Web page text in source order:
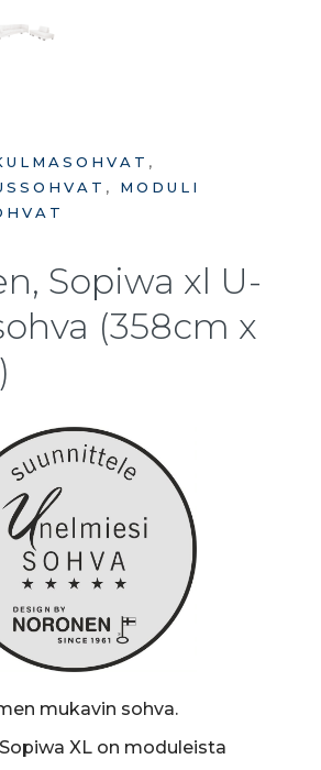
,
, MODULI
Sopiwa xl U-
(358cm x
mukavin sohva.
XL on moduleista